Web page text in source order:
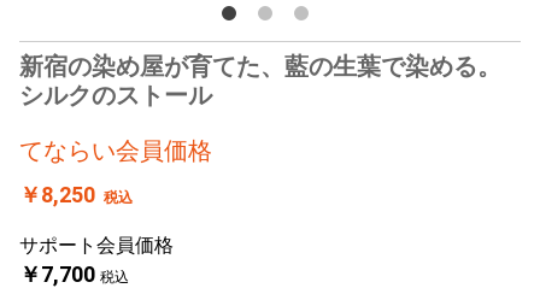
新宿の染め屋が育てた、藍の生葉で染める。
シルクのストール
てならい会員価格
￥8,250 税込
サポート会員価格
￥7,700 税込